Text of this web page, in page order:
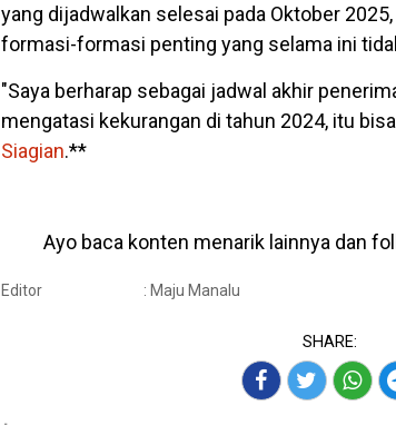
yang dijadwalkan selesai pada Oktober
formasi-formasi penting yang selama ini
"Saya berharap sebagai jadwal akhir
mengatasi kekurangan di tahun 2024, itu
Siagian.**
Ayo baca konten menarik lainnya dan
Editor : Maju Manalu
SHARE: